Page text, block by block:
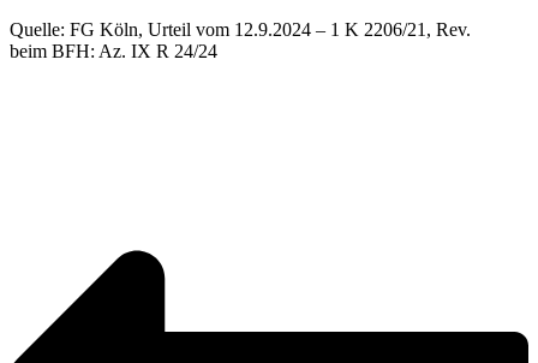
Quelle: FG Köln, Urteil vom 12.9.2024 – 1 K 2206/21, Rev.
beim BFH: Az. IX R 24/24